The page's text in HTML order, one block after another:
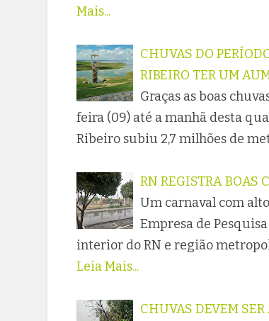
Mais...
CHUVAS DO
RIBEIRO TER UM
Graças as boas
feira (09) até a manhã desta
Ribeiro subiu 2,7 milhões de
RN REGISTRA BOAS
Um carnaval com
Empresa de
interior do RN e região
Leia Mais...
CHUVAS DEVEM